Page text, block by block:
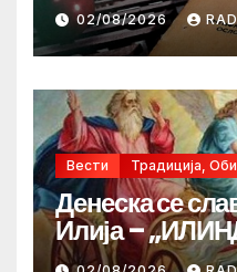
02/08/2026
Вести Традиција,
Денеска се
Илија –